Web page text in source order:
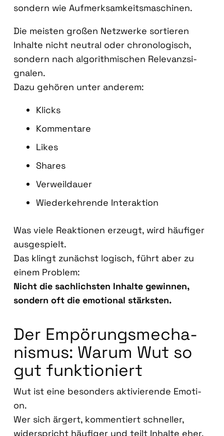
son­dern wie Auf­merk­sam­keits­ma­schi­nen.
Die meis­ten gro­ßen Netz­wer­ke sor­tie­ren
Inhal­te nicht neu­tral oder chro­no­lo­gisch,
son­dern nach algo­rith­mi­schen Rele­vanz­si­
gna­len.
Dazu gehö­ren unter ande­rem:
Klicks
Kom­men­ta­re
Likes
Shares
Ver­weil­dau­er
Wie­der­keh­ren­de Inter­ak­ti­on
Was vie­le Reak­tio­nen erzeugt, wird häu­fi­ger
aus­ge­spielt.
Das klingt zunächst logisch, führt aber zu
einem Pro­blem:
Nicht die sach­lichs­ten Inhal­te gewin­nen,
son­dern oft die emo­tio­nal stärks­ten.
Der Empö­rungs­me­cha­
nis­mus: War­um Wut so
gut funk­tio­niert
Wut ist eine beson­ders akti­vie­ren­de Emo­ti­
on.
Wer sich ärgert, kom­men­tiert schnel­ler,
wider­spricht häu­fi­ger und teilt Inhal­te eher,